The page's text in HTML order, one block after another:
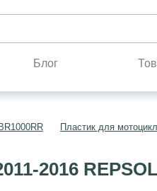
Блог
Пластик для
2016